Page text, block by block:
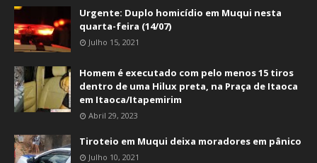
Urgente: Duplo homicídio em Muqui nesta
quarta-feira (14/07)
Julho 15, 2021
Homem é executado com pelo menos 15 tiros
dentro de uma Hilux preta, na Praça de Itaoca
em Itaoca/Itapemirim
Abril 29, 2023
Tiroteio em Muqui deixa moradores em pânico
Julho 10, 2021